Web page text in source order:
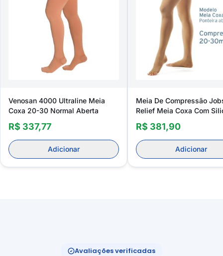
Venosan 4000 Ultraline Meia
Coxa 20-30 Normal Aberta
R$ 337,77
Adicionar
Meia De Compressão
Relief Meia Coxa Com
Unissex 20-30mmhg
R$ 381,90
Adicionar
Avaliações verificadas